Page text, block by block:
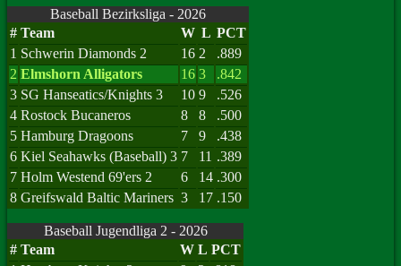
Baseball Bezirksliga - 2026
# Team W L PCT
1 Schwerin Diamonds 2 16 2
.889
2 Elmshorn Alligators 16 3
.842
3 SG Hanseatics/Knights 3 10 9
.526
4 Rostock Bucaneros 8 8
.500
5 Hamburg Dragoons 7 9
.438
6 Kiel Seahawks (Baseball) 3 7 11 .389
7 Holm Westend 69'ers 2 6 14 .300
8 Greifswald Baltic Mariners 3 17 .150
Baseball Jugendliga 2 - 2026
# Team W L PCT